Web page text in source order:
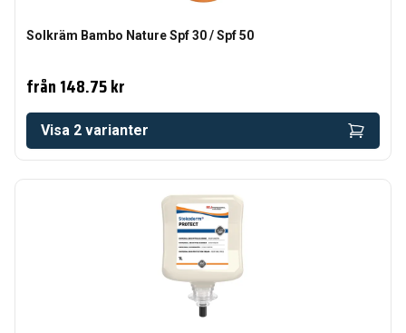
Solkräm Bambo Nature Spf 30 / Spf 50
från148.75 kr
Visa 2 varianter